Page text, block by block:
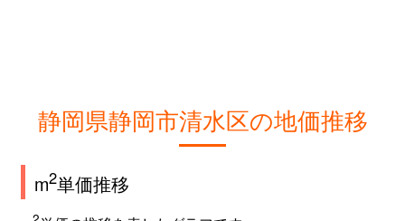
静岡県静岡市清水区の地価推移
m2単価推移